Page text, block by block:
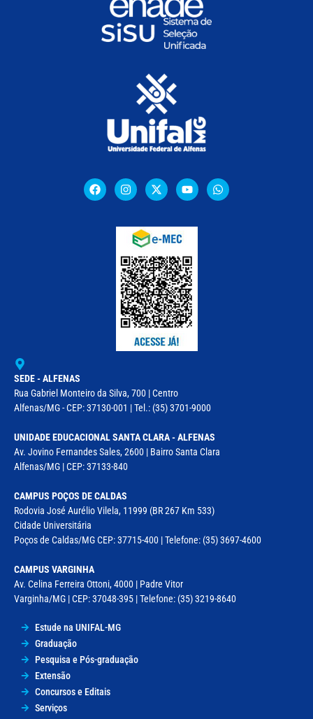
SEDE - ALFENAS
Rua Gabriel Monteiro da Silva, 700 | Centro
Alfenas/MG - CEP: 37130-001 | Tel.: (35) 3701-9000
UNIDADE EDUCACIONAL SANTA CLARA - ALFENAS
Av. Jovino Fernandes Sales, 2600 | Bairro Santa Clara
Alfenas/MG | CEP: 37133-840
CAMPUS POÇOS DE CALDAS
Rodovia José Aurélio Vilela, 11999 (BR 267 Km 533)
Cidade Universitária
Poços de Caldas/MG CEP: 37715-400 | Telefone: (35) 3697-4600
CAMPUS VARGINHA
Av. Celina Ferreira Ottoni, 4000 | Padre Vitor
Varginha/MG | CEP: 37048-395 | Telefone: (35) 3219-8640
Estude na UNIFAL-MG
Graduação
Pesquisa e Pós-graduação
Extensão
Concursos e Editais
Serviços